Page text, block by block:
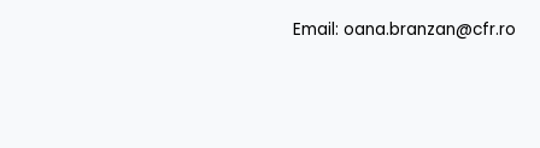
Email: oana.branzan@cfr.ro